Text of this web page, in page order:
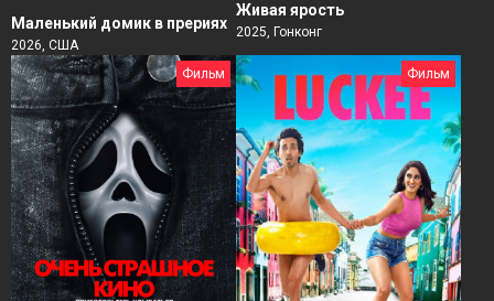
Маленький домик в прериях
2026, США
Живая ярость
2025, Гонконг
Фильм Фильм